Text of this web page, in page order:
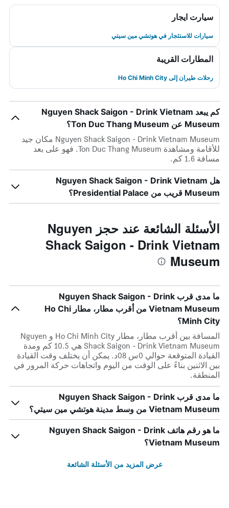
سيارت ايجار
سيارات للاستئجار في هوتشي مين سيتي
المطارات القريبة
رحلات طيران إلى Ho Chi Minh City
كم يبعد Nguyen Shack Saigon - Drink Vietnam
Museum عن Ton Duc Thang Museum؟
Nguyen Shack Saigon - Drink Vietnam Museum مكان جيد
للأقامة ومشاهدة Ton Duc Thang Museum. فهو على بعد
مسافة 1.6 كم.
هل Nguyen Shack Saigon - Drink Vietnam
Museum قريب من Presidential Palace؟
الأسئلة الشائعة عند حجز Nguyen
Shack Saigon - Drink Vietnam
Museum
ما مدى قرب Nguyen Shack Saigon - Drink
Vietnam Museum من أقرب مطار، مطار Ho Chi
Minh City؟
المسافة بين أقرب مطار، مطار Ho Chi Minh City و Nguyen
Shack Saigon - Drink Vietnam Museum هي 10.5 كم ومدة
القيادة المتوقعة حوالي 0س 08د. يمكن أن يختلف وقت القيادة
بين الاثنين بناءً على الوقت من اليوم واتجاهات حركة المرور في
المنطقة.
ما مدى قرب Nguyen Shack Saigon - Drink
Vietnam Museum من وسط مدينة هوتشي مين سيتي؟
ما هو رقم هاتف Nguyen Shack Saigon - Drink
Vietnam Museum؟
عرض المزيد من الأسئلة الشائعة